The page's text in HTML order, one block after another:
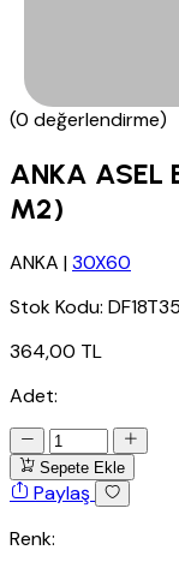
(0 değerlendirme)
ANKA ASEL
M2)
ANKA |30X60
Stok Kodu:
364,00 TL
Adet:
Sepete Ekle
Paylaş
Renk: